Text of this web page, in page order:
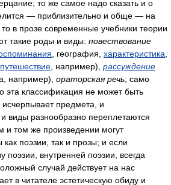
то же самое надо сказать и о
— приблизительно и обще — на
в прозе современные учебники теории
такие роды и виды: повествование
, география, характеристика
путешествие , например), рассуждение
например), ораторская речь; само
эта классификация не может быть
предмета, и
виды разнообразно переплетаются
том же произведении могут
как поэзии, так и прозы; и если
поэзии, внутренней поэзии, всегда
случай действует на нас
в читателе эстетическую обиду и